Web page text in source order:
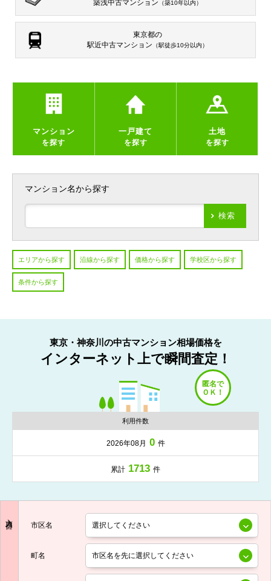
築浅中古マンション （築10年以内）
東京都の
駅近中古マンション （駅徒歩10分以内）
マンション
を探す
一戸建て
を探す
土地
を探す
マンション名から探す
検索
エリアから探す 沿線から探す 価格から探す 学校区から探す
条件から探す
東京・神奈川の中古マンション相場価格を
インターネット上で瞬間査定！
利用件数
2026年08月 0 件
累計 1713 件
市区名
町名